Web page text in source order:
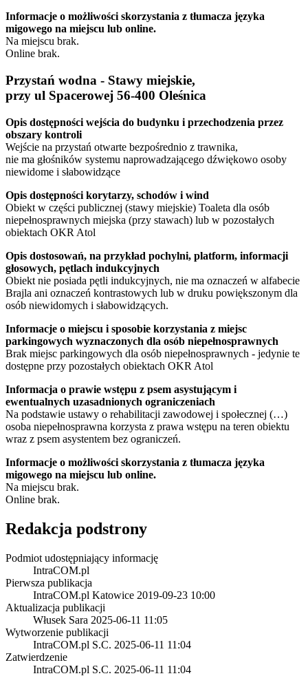
Informacje o możliwości skorzystania z tłumacza języka
migowego na miejscu lub online.
Na miejscu brak.
Online brak.
Przystań wodna - Stawy miejskie,
przy ul Spacerowej 56-400 Oleśnica
Opis dostępności wejścia do budynku i przechodzenia przez
obszary kontroli
Wejście na przystań otwarte bezpośrednio z trawnika,
nie ma głośników systemu naprowadzającego dźwiękowo osoby
niewidome i słabowidzące
Opis dostępności korytarzy, schodów i wind
Obiekt w części publicznej (stawy miejskie) Toaleta dla osób
niepełnosprawnych miejska (przy stawach) lub w pozostałych
obiektach OKR Atol
Opis dostosowań, na przykład pochylni, platform, informacji
głosowych, pętlach indukcyjnych
Obiekt nie posiada pętli indukcyjnych, nie ma oznaczeń w alfabecie
Brajla ani oznaczeń kontrastowych lub w druku powiększonym dla
osób niewidomych i słabowidzących.
Informacje o miejscu i sposobie korzystania z miejsc
parkingowych wyznaczonych dla osób niepełnosprawnych
Brak miejsc parkingowych dla osób niepełnosprawnych - jedynie te
dostępne przy pozostałych obiektach OKR Atol
Informacja o prawie wstępu z psem asystującym i
ewentualnych uzasadnionych ograniczeniach
Na podstawie ustawy o rehabilitacji zawodowej i społecznej (…)
osoba niepełnosprawna korzysta z prawa wstępu na teren obiektu
wraz z psem asystentem bez ograniczeń.
Informacje o możliwości skorzystania z tłumacza języka
migowego na miejscu lub online.
Na miejscu brak.
Online brak.
Redakcja podstrony
Podmiot udostępniający informację
IntraCOM.pl
Pierwsza publikacja
IntraCOM.pl Katowice 2019-09-23 10:00
Aktualizacja publikacji
Włusek Sara 2025-06-11 11:05
Wytworzenie publikacji
IntraCOM.pl S.C. 2025-06-11 11:04
Zatwierdzenie
IntraCOM.pl S.C. 2025-06-11 11:04